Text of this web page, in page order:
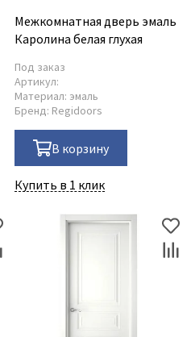
Межкомнатная дверь эмаль
Каролина белая глухая
Под заказ
Артикул:
Материал: эмаль
Бренд: Regidoors
В корзину
Купить в 1 клик